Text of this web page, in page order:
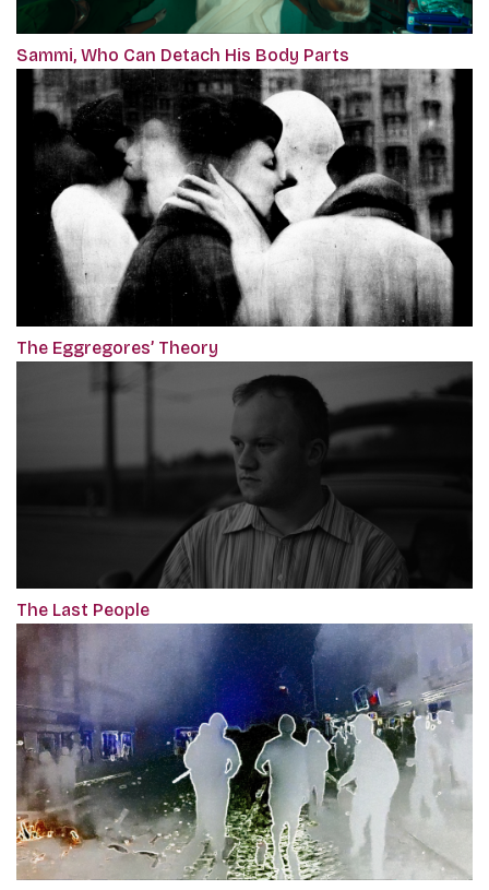
Sammi, Who Can Detach His Body Parts
The Eggregores’ Theory
The Last People